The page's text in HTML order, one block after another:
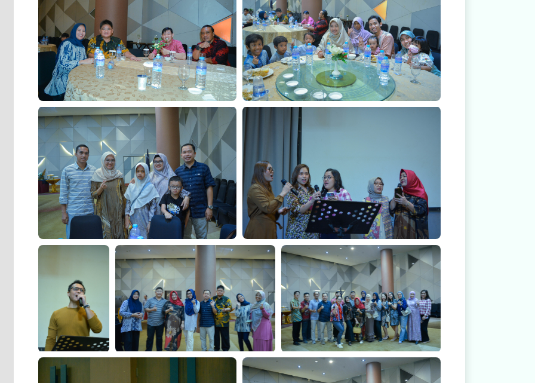
Malam Keakraban Dokter Spesialis RS Mitra Medika
Pontianak
Mitra Medika
Pontianak
Malam Keakraban Dokter Spesialis RS Mitra
Medika Pontianak
Malam Keakraban Dokter Spesialis RS Mitra
Medika Pontianak
Malam Keakraban Dokter Spesialis RS Mitra Medika
Malam Keakraban Dokter Spesialis RS Mitra Medika
Pontianak